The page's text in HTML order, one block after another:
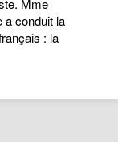
Mme
a conduit la
: la